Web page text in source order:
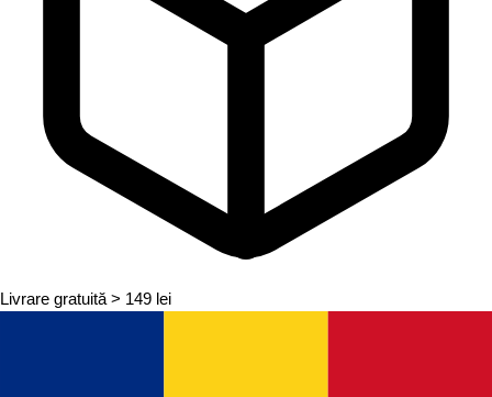
Livrare gratuită > 149 lei